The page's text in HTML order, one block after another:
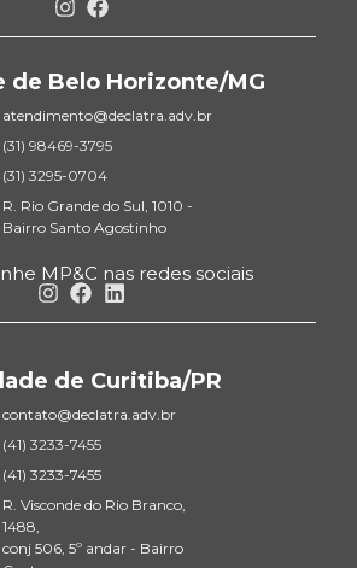
de Belo Horizonte/MG
atendimento@declatra.adv.br
(31) 98469-3795
(31) 3295-0704
R. Rio Grande do Sul, 1010 -
Bairro Santo Agostinho
MP&C nas redes sociais
de Curitiba/PR
contato@declatra.adv.br
(41) 3233-7455
(41) 3233-7455
R. Visconde do Rio Branco,
1488,
conj 506, 5º andar - Bairro